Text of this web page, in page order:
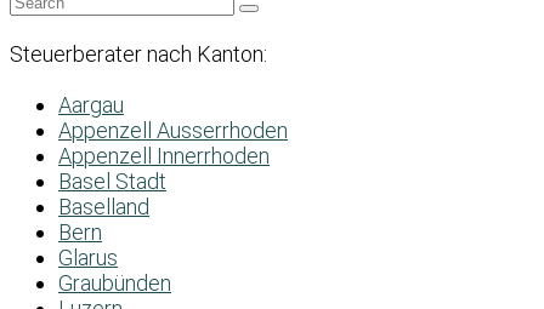
Steuerberater nach Kanton:
Aargau
Appenzell Ausserrhoden
Appenzell Innerrhoden
Basel Stadt
Baselland
Bern
Glarus
Graubünden